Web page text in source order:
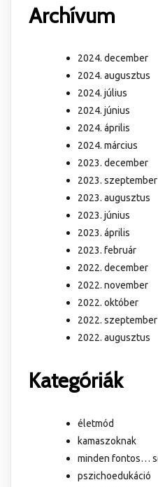
Archívum
2024. december
2024. augusztus
2024. július
2024. június
2024. április
2024. március
2023. december
2023. szeptember
2023. augusztus
2023. június
2023. április
2023. február
2022. december
2022. november
2022. október
2022. szeptember
2022. augusztus
Kategóriák
életmód
kamaszoknak
minden fontos…
pszichoedukáció